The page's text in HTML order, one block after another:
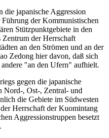
die japanische Aggression
der Kommunistischen
Stützpunktgebiete in den
Zentrum der Herrschaft
an den Strömen und an der
Zedong hier davon, daß sich
"an den Ufern" aufhielt.
gegen die japanische
Nord-, Ost-, Zentral- und
die Gebiete im Südwesten
Herrschaft der Kuomintang
Aggressionstruppen besetzt